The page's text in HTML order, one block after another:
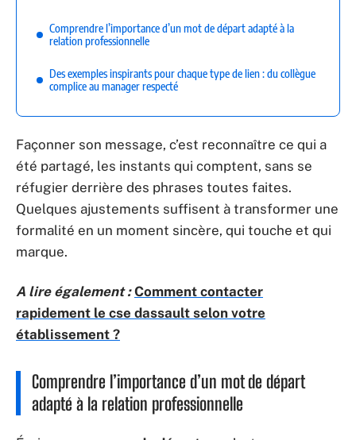
Comprendre l’importance d’un mot de départ adapté à la
relation professionnelle
Des exemples inspirants pour chaque type de lien : du collègue
complice au manager respecté
Façonner son message, c’est reconnaître ce qui a
été partagé, les instants qui comptent, sans se
réfugier derrière des phrases toutes faites.
Quelques ajustements suffisent à transformer une
formalité en un moment sincère, qui touche et qui
marque.
A lire également : Comment contacter
rapidement le cse dassault selon votre
établissement ?
Comprendre l’importance d’un mot de départ
adapté à la relation professionnelle